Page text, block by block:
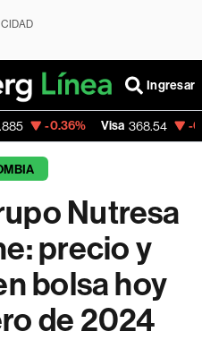
Ingresar
Visa 368.54 -0.28%
Nutresa
precio y
bolsa hoy
de 2024